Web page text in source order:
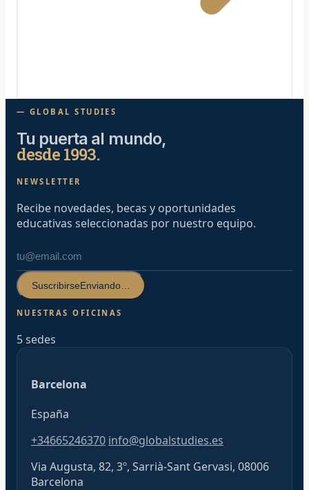
— GLOBAL STUDIES
Tu puerta al mundo,
desde 1993.
NEWSLETTER
Recibe novedades, becas y oportunidades
educativas seleccionadas por nuestro equipo.
SuscribirseEnviando…
NUESTRAS OFICINAS
5 sedes
Barcelona
España
+34665246370 info@globalstudies.es
Via Augusta, 82, 3º, Sarrià-Sant Gervasi, 08006
Barcelona